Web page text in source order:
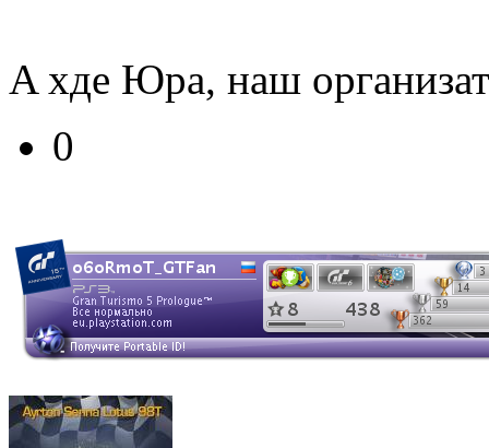
A хде Юра, наш
0